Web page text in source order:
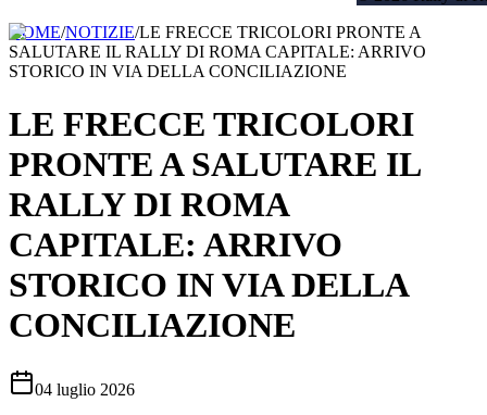
HOME/NOTIZIE/LE FRECCE TRICOLORI PRONTE A
SALUTARE IL RALLY DI ROMA CAPITALE: ARRIVO
STORICO IN VIA DELLA CONCILIAZIONE
LE FRECCE TRICOLORI
PRONTE A SALUTARE IL
RALLY DI ROMA
CAPITALE: ARRIVO
STORICO IN VIA DELLA
CONCILIAZIONE
04 luglio 2026